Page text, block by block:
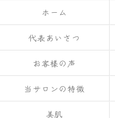
ホーム
代表あいさつ
お客様の声
当サロンの特徴
美肌